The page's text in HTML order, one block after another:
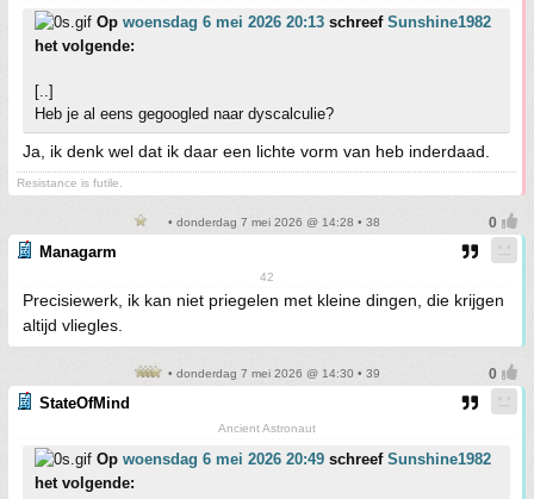
Op woensdag 6 mei 2026 20:13 schreef Sunshine1982
het volgende:
[..]
Heb je al eens gegoogled naar dyscalculie?
Ja, ik denk wel dat ik daar een lichte vorm van heb inderdaad.
Resistance is futile.
• donderdag 7 mei 2026 @ 14:28 • 38
Managarm
42
Precisiewerk, ik kan niet priegelen met kleine dingen, die krijgen
altijd vliegles.
• donderdag 7 mei 2026 @ 14:30 • 39
StateOfMind
Ancient Astronaut
Op woensdag 6 mei 2026 20:49 schreef Sunshine1982
het volgende: